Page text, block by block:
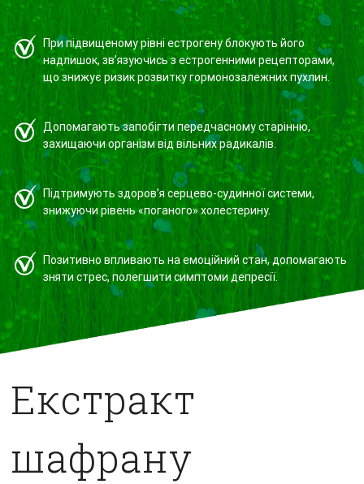
При підвищеному рівні естрогену блокують його
надлишок, зв’язуючись з естрогенними рецепторами,
що знижує ризик розвитку гормонозалежних пухлин.
Допомагають запобігти передчасному старінню,
захищаючи організм від вільних радикалів.
Підтримують здоров’я серцево-судинної системи,
знижуючи рівень «поганого» холестерину.
Позитивно впливають на емоційний стан, допомагають
зняти стрес, полегшити симптоми депресії.
Екстракт
шафрану